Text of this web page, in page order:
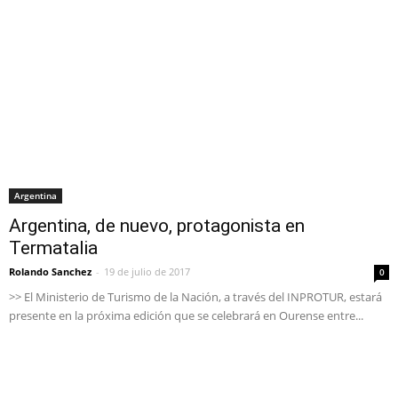
Argentina
Argentina, de nuevo, protagonista en
Termatalia
Rolando Sanchez - 19 de julio de 2017 0
>> El Ministerio de Turismo de la Nación, a través del INPROTUR, estará
presente en la próxima edición que se celebrará en Ourense entre...